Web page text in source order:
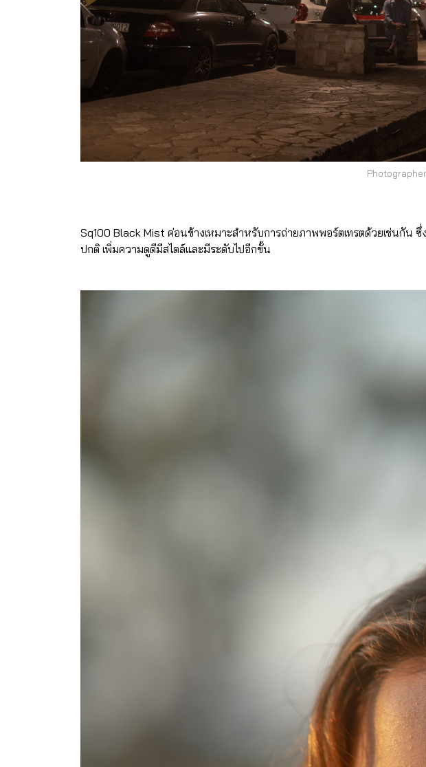
Sq100 Black Mist ค่อนข้างเหมาะสำหรับการถ่ายภาพพอร์ตเทรตด้วยเช่นกั
ปกติ เพิ่มความดูดีมีสไตล์และมีระดับไปอีกขั้น